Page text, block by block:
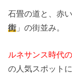
石畳の道と、赤
街」の街並み。
ルネサンス時代
の人気スポット